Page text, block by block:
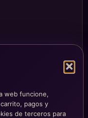
web funcione,
pagos y
de terceros para